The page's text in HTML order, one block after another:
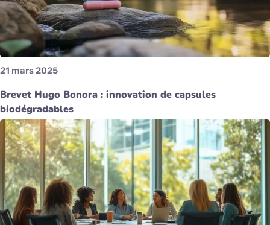
21 mars 2025
Brevet Hugo Bonora : innovation de capsules
biodégradables